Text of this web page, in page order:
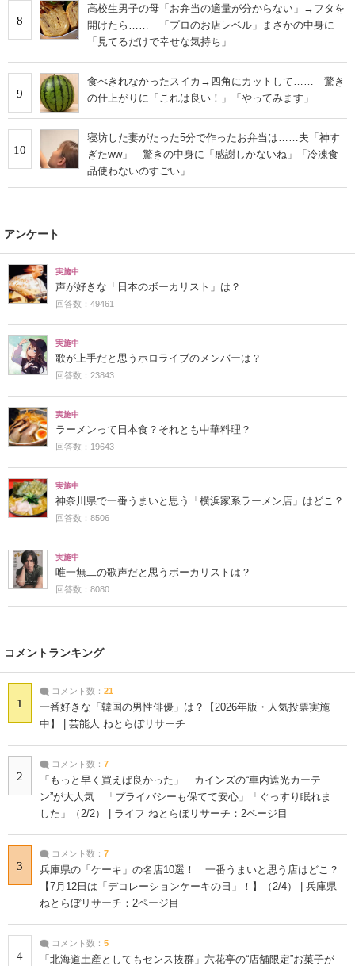
8
高校生男子の母「お弁当の適量が分からない」→フタを
開けたら…… 「プロのお店レベル」まさかの中身に
「見てるだけで幸せな気持ち」
9
食べきれなかったスイカ→四角にカットして…… 驚き
の仕上がりに「これは良い！」「やってみます」
10
寝坊した妻がたった5分で作ったお弁当は……夫「神す
ぎたww」 驚きの中身に「感謝しかないね」「冷凍食
品使わないのすごい」
アンケート
実施中
声が好きな「日本のボーカリスト」は？
回答数：49461
実施中
歌が上手だと思うホロライブのメンバーは？
回答数：23843
実施中
ラーメンって日本食？それとも中華料理？
回答数：19643
実施中
神奈川県で一番うまいと思う「横浜家系ラーメン店」はどこ？
回答数：8506
実施中
唯一無二の歌声だと思うボーカリストは？
回答数：8080
コメントランキング
1
コメント数： 21
一番好きな「韓国の男性俳優」は？【2026年版・人気投票実施
中】 | 芸能人 ねとらぼリサーチ
2
コメント数： 7
「もっと早く買えば良かった」 カインズの“車内遮光カーテ
ン”が大人気 「プライバシーも保てて安心」「ぐっすり眠れま
した」（2/2） | ライフ ねとらぼリサーチ：2ページ目
3
コメント数： 7
兵庫県の「ケーキ」の名店10選！ 一番うまいと思う店はどこ？
【7月12日は「デコレーションケーキの日」！】（2/4） | 兵庫県
ねとらぼリサーチ：2ページ目
4
コメント数： 5
「北海道土産としてもセンス抜群」六花亭の“店舗限定”お菓子が